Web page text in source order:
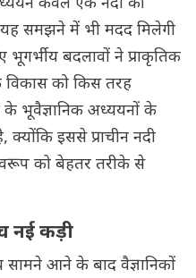
केवल एक नदी की
यह समझने में भी मदद मिलेगी
बदलावों ने प्राकृतिक
को किस तरह
के भूवैज्ञानिक अध्ययनों के
क्योंकि इससे प्राचीन नदी
को बेहतर तरीके से
नई कड़ी
सामने आने के बाद वैज्ञानिकों